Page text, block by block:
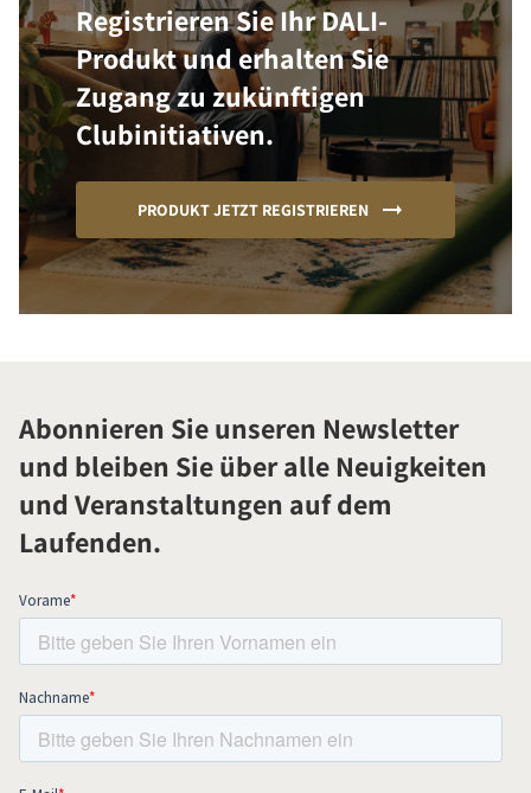
Registrieren Sie Ihr DALI-
Produkt und erhalten Sie
Zugang zu zukünftigen
Clubinitiativen.
PRODUKT JETZT REGISTRIEREN
Abonnieren Sie unseren Newsletter
und bleiben Sie über alle Neuigkeiten
und Veranstaltungen auf dem
Laufenden.